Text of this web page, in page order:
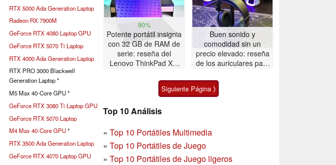
RTX 5000 Ada Generation Laptop
Radeon RX 7900M
GeForce RTX 4080 Laptop GPU
GeForce RTX 5070 Ti Laptop
RTX 4000 Ada Generation Laptop
RTX PRO 3000 Blackwell
Generation Laptop *
M5 Max 40-Core GPU *
GeForce RTX 3080 Ti Laptop GPU
GeForce RTX 5070 Laptop
M4 Max 40-Core GPU*
RTX 3500 Ada Generation Laptop
GeForce RTX 4070 Laptop GPU
90%
Potente portátil insignia
con 32 GB de RAM de
serie: reseña del
Lenovo ThinkPad X9-
Buen sonido y
comodidad sin un
precio elevado: reseña
de los auriculares para
Siguiente Página ⟩
Top 10 Análisis
» Top 10 Portátiles Multimedia
» Top 10 Portátiles de Juego
» Top 10 Portátiles de Juego ligeros